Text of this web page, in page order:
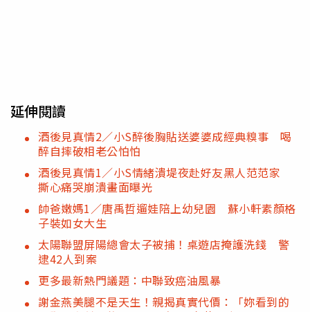
延伸閱讀
酒後見真情2／小S醉後胸貼送婆婆成經典糗事 喝
醉自摔破相老公怕怕
酒後見真情1／小S情緒潰堤夜赴好友黑人范范家
撕心痛哭崩潰畫面曝光
帥爸嫩媽1／唐禹哲遛娃陪上幼兒園 蘇小軒素顏格
子裝如女大生
太陽聯盟屏陽總會太子被捕！桌遊店掩護洗錢 警
逮42人到案
更多最新熱門議題：中聯致癌油風暴
謝金燕美腿不是天生！親揭真實代價：「妳看到的